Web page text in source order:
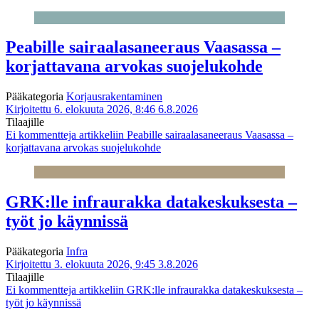
Peabille sairaalasaneeraus Vaasassa –
korjattavana arvokas suojelukohde
Pääkategoria Korjausrakentaminen
Kirjoitettu 6. elokuuta 2026, 8:46 6.8.2026
Tilaajille
Ei kommentteja artikkeliin Peabille sairaalasaneeraus Vaasassa –
korjattavana arvokas suojelukohde
GRK:lle infraurakka datakeskuksesta –
työt jo käynnissä
Pääkategoria Infra
Kirjoitettu 3. elokuuta 2026, 9:45 3.8.2026
Tilaajille
Ei kommentteja artikkeliin GRK:lle infraurakka datakeskuksesta –
työt jo käynnissä